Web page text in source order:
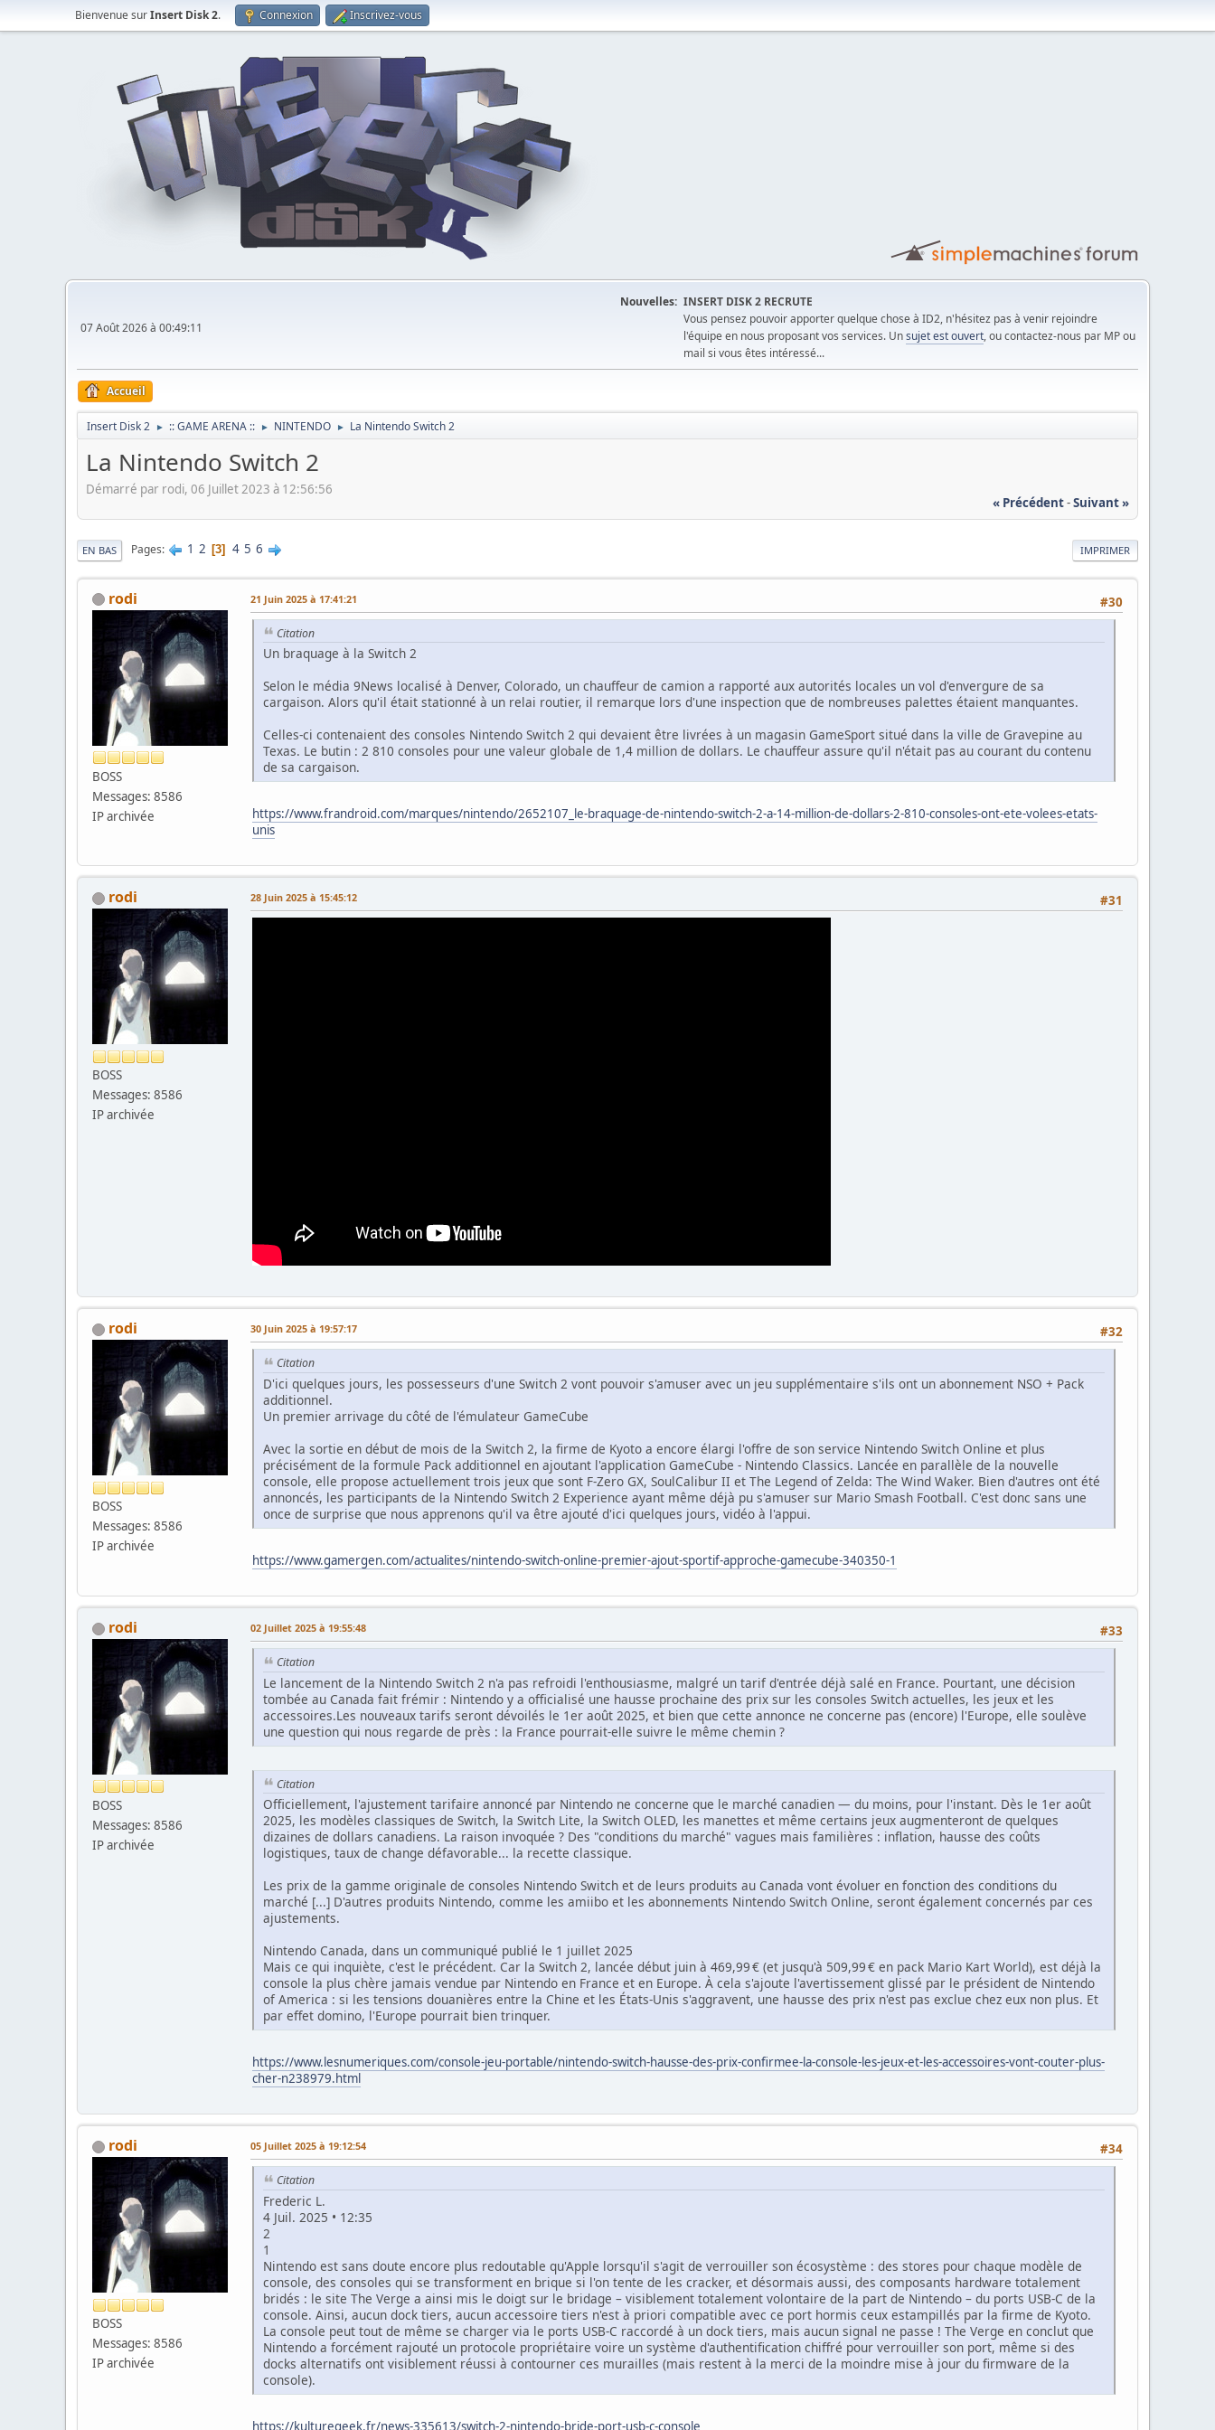
Bienvenue surInsert Disk 2. Connexion Inscrivez-vous
07 Août 2026 à 00:49:11
Nouvelles: INSERT DISK 2 RECRUTE
Vous pensez pouvoir apporter quelque chose à ID2, n'hésitez pas à venir rejoindre
l'équipe en nous proposant vos services. Unsujet est ouvert, ou contactez-nous par MP ou
mail si vous êtes intéressé...
Accueil
Insert Disk 2 ► :: GAME ARENA :: ► NINTENDO ► La Nintendo Switch 2
La Nintendo Switch 2
Démarré par rodi, 06 Juillet 2023 à 12:56:56
« Précédent-Suivant »
IMPRIMER
EN BAS Pages 1 2 3 4 5 6
rodi
BOSS
Messages: 8586
IP archivée
#30
21 Juin 2025 à 17:41:21
Citation
Un braquage à la Switch 2
Selon le média 9News localisé à Denver, Colorado, un chauffeur de camion a rapporté aux autorités locales un vol d'envergure de sa
cargaison. Alors qu'il était stationné à un relai routier, il remarque lors d'une inspection que de nombreuses palettes étaient manquantes.
Celles-ci contenaient des consoles Nintendo Switch 2 qui devaient être livrées à un magasin GameSport situé dans la ville de Gravepine au
Texas. Le butin : 2 810 consoles pour une valeur globale de 1,4 million de dollars. Le chauffeur assure qu'il n'était pas au courant du contenu
de sa cargaison.
https://www.frandroid.com/marques/nintendo/2652107_le-braquage-de-nintendo-switch-2-a-14-million-de-dollars-2-810-consoles-ont-ete-volees-etats-
unis
rodi
BOSS
Messages: 8586
IP archivée
#31
28 Juin 2025 à 15:45:12
rodi
BOSS
Messages: 8586
IP archivée
#32
30 Juin 2025 à 19:57:17
Citation
D'ici quelques jours, les possesseurs d'une Switch 2 vont pouvoir s'amuser avec un jeu supplémentaire s'ils ont un abonnement NSO + Pack
additionnel.
Un premier arrivage du côté de l'émulateur GameCube
Avec la sortie en début de mois de la Switch 2, la firme de Kyoto a encore élargi l'offre de son service Nintendo Switch Online et plus
précisément de la formule Pack additionnel en ajoutant l'application GameCube - Nintendo Classics. Lancée en parallèle de la nouvelle
console, elle propose actuellement trois jeux que sont F-Zero GX, SoulCalibur II et The Legend of Zelda: The Wind Waker. Bien d'autres ont été
annoncés, les participants de la Nintendo Switch 2 Experience ayant même déjà pu s'amuser sur Mario Smash Football. C'est donc sans une
once de surprise que nous apprenons qu'il va être ajouté d'ici quelques jours, vidéo à l'appui.
https://www.gamergen.com/actualites/nintendo-switch-online-premier-ajout-sportif-approche-gamecube-340350-1
rodi
BOSS
Messages: 8586
IP archivée
#33
02 Juillet 2025 à 19:55:48
Citation
Le lancement de la Nintendo Switch 2 n'a pas refroidi l'enthousiasme, malgré un tarif d'entrée déjà salé en France. Pourtant, une décision
tombée au Canada fait frémir : Nintendo y a officialisé une hausse prochaine des prix sur les consoles Switch actuelles, les jeux et les
accessoires.Les nouveaux tarifs seront dévoilés le 1er août 2025, et bien que cette annonce ne concerne pas (encore) l'Europe, elle soulève
une question qui nous regarde de près : la France pourrait-elle suivre le même chemin ?
Citation
Officiellement, l'ajustement tarifaire annoncé par Nintendo ne concerne que le marché canadien — du moins, pour l'instant. Dès le 1er août
2025, les modèles classiques de Switch, la Switch Lite, la Switch OLED, les manettes et même certains jeux augmenteront de quelques
dizaines de dollars canadiens. La raison invoquée ? Des "conditions du marché" vagues mais familières : inflation, hausse des coûts
logistiques, taux de change défavorable... la recette classique.
Les prix de la gamme originale de consoles Nintendo Switch et de leurs produits au Canada vont évoluer en fonction des conditions du
marché [...] D'autres produits Nintendo, comme les amiibo et les abonnements Nintendo Switch Online, seront également concernés par ces
ajustements.
Nintendo Canada, dans un communiqué publié le 1 juillet 2025
Mais ce qui inquiète, c'est le précédent. Car la Switch 2, lancée début juin à 469,99 € (et jusqu'à 509,99 € en pack Mario Kart World), est déjà la
console la plus chère jamais vendue par Nintendo en France et en Europe. À cela s'ajoute l'avertissement glissé par le président de Nintendo
of America : si les tensions douanières entre la Chine et les États-Unis s'aggravent, une hausse des prix n'est pas exclue chez eux non plus. Et
par effet domino, l'Europe pourrait bien trinquer.
https://www.lesnumeriques.com/console-jeu-portable/nintendo-switch-hausse-des-prix-confirmee-la-console-les-jeux-et-les-accessoires-vont-couter-plus-
cher-n238979.html
rodi
BOSS
Messages: 8586
IP archivée
#34
05 Juillet 2025 à 19:12:54
Citation
Frederic L.
4 Juil. 2025 • 12:35
2
1
Nintendo est sans doute encore plus redoutable qu'Apple lorsqu'il s'agit de verrouiller son écosystème : des stores pour chaque modèle de
console, des consoles qui se transforment en brique si l'on tente de les cracker, et désormais aussi, des composants hardware totalement
bridés : le site The Verge a ainsi mis le doigt sur le bridage – visiblement totalement volontaire de la part de Nintendo – du ports USB-C de la
console. Ainsi, aucun dock tiers, aucun accessoire tiers n'est à priori compatible avec ce port hormis ceux estampillés par la firme de Kyoto.
La console peut tout de même se charger via le ports USB-C raccordé à un dock tiers, mais aucun signal ne passe ! The Verge en conclut que
Nintendo a forcément rajouté un protocole propriétaire voire un système d'authentification chiffré pour verrouiller son port, même si des
docks alternatifs ont visiblement réussi à contourner ces murailles (mais restent à la merci de la moindre mise à jour du firmware de la
console).
https://kulturegeek.fr/news-335613/switch-2-nintendo-bride-port-usb-c-console